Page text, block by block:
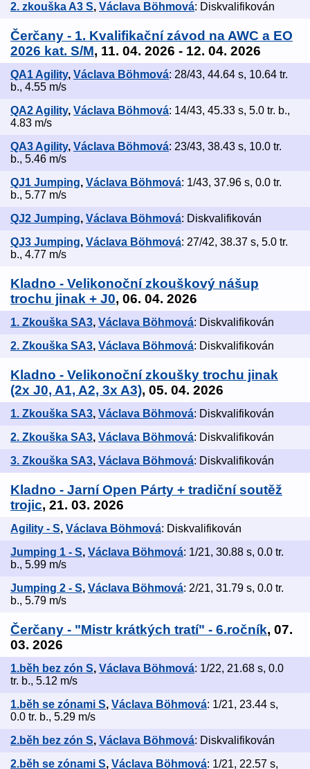
2. zkouška A3 S, Václava Böhmová: Diskvalifikován
Čerčany - 1. Kvalifikační závod na AWC a EO
2026 kat. S/M, 11. 04. 2026 - 12. 04. 2026
QA1 Agility, Václava Böhmová: 28/43, 44.64 s, 10.64 tr.
b., 4.55 m/s
QA2 Agility, Václava Böhmová: 14/43, 45.33 s, 5.0 tr. b.,
4.83 m/s
QA3 Agility, Václava Böhmová: 23/43, 38.43 s, 10.0 tr.
b., 5.46 m/s
QJ1 Jumping, Václava Böhmová: 1/43, 37.96 s, 0.0 tr.
b., 5.77 m/s
QJ2 Jumping, Václava Böhmová: Diskvalifikován
QJ3 Jumping, Václava Böhmová: 27/42, 38.37 s, 5.0 tr.
b., 4.77 m/s
Kladno - Velikonoční zkouškový nášup
trochu jinak + J0, 06. 04. 2026
1. Zkouška SA3, Václava Böhmová: Diskvalifikován
2. Zkouška SA3, Václava Böhmová: Diskvalifikován
Kladno - Velikonoční zkoušky trochu jinak
(2x J0, A1, A2, 3x A3), 05. 04. 2026
1. Zkouška SA3, Václava Böhmová: Diskvalifikován
2. Zkouška SA3, Václava Böhmová: Diskvalifikován
3. Zkouška SA3, Václava Böhmová: Diskvalifikován
Kladno - Jarní Open Párty + tradiční soutěž
trojic, 21. 03. 2026
Agility - S, Václava Böhmová: Diskvalifikován
Jumping 1 - S, Václava Böhmová: 1/21, 30.88 s, 0.0 tr.
b., 5.99 m/s
Jumping 2 - S, Václava Böhmová: 2/21, 31.79 s, 0.0 tr.
b., 5.79 m/s
Čerčany - "Mistr krátkých tratí" - 6.ročník, 07.
03. 2026
1.běh bez zón S, Václava Böhmová: 1/22, 21.68 s, 0.0
tr. b., 5.12 m/s
1.běh se zónami S, Václava Böhmová: 1/21, 23.44 s,
0.0 tr. b., 5.29 m/s
2.běh bez zón S, Václava Böhmová: Diskvalifikován
2.běh se zónami S, Václava Böhmová: 1/21, 22.57 s,